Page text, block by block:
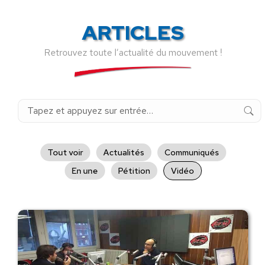
ARTICLES
Retrouvez toute l’actualité du mouvement !
Recherche
Tout voir Actualités
Communiqués
En une
Pétition Vidéo